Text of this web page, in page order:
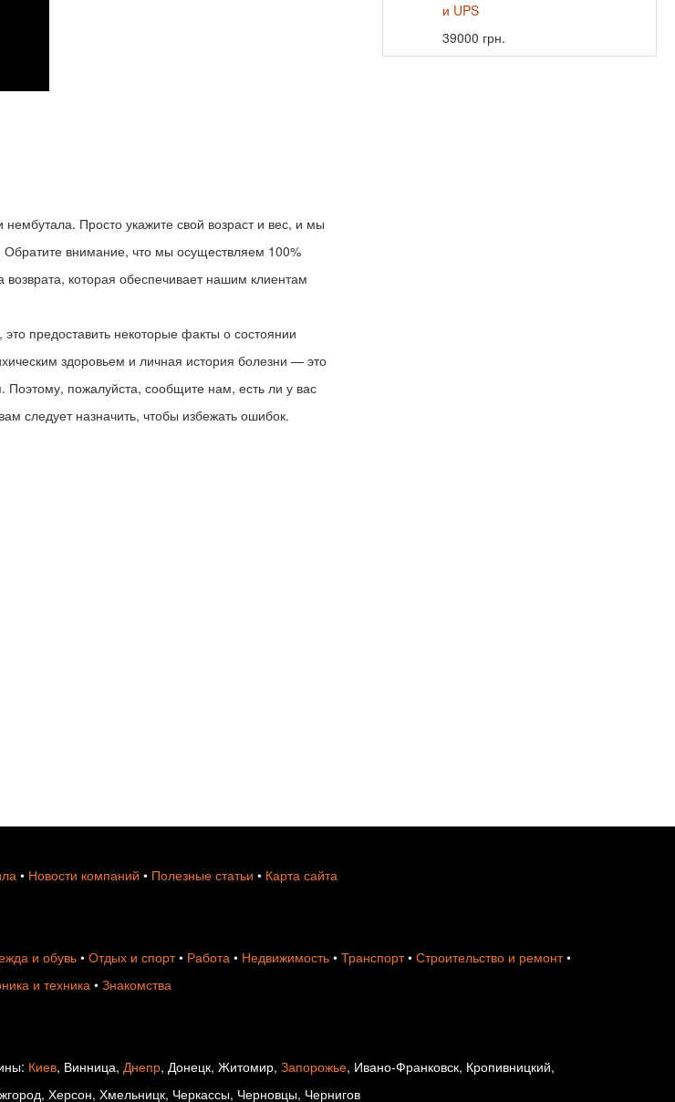
Просто укажите свой возраст и вес, и мы
внимание, что мы осуществляем 100%
которая обеспечивает нашим клиентам
предоставить некоторые факты о состоянии
здоровьем и личная история болезни — это
пожалуйста, сообщите нам, есть ли у вас
следует назначить, чтобы избежать ошибок.
и UPS
39000 грн.
• Новости компаний • Полезные статьи • Карта сайта
и обувь • Отдых и спорт• Работа • Недвижимость • Транспорт• Строительство и ремонт•
и техника • Знакомства
Киев, Винница, Днепр, Донецк, Житомир, Запорожье, Ивано-Франковск, Кропивницкий,
Херсон, Хмельницк, Черкассы, Черновцы, Чернигов